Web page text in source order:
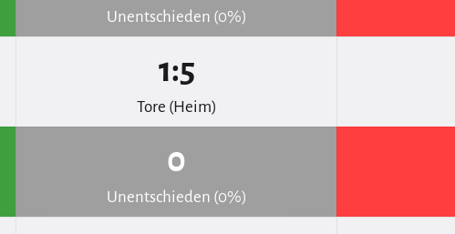
Unentschieden (0%)
1:5
Tore (Heim)
0
Unentschieden (0%)